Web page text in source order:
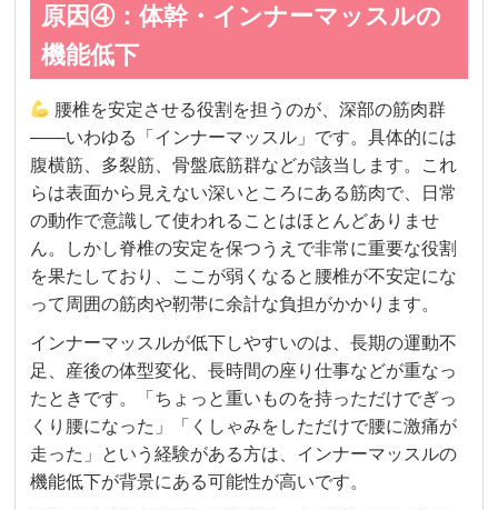
原因④：体幹・インナーマッスルの
機能低下
腰椎を安定させる役割を担うのが、深部の筋肉群
——いわゆる「インナーマッスル」です。具体的には
腹横筋、多裂筋、骨盤底筋群などが該当します。これ
らは表面から見えない深いところにある筋肉で、日常
の動作で意識して使われることはほとんどありませ
ん。しかし脊椎の安定を保つうえで非常に重要な役割
を果たしており、ここが弱くなると腰椎が不安定にな
って周囲の筋肉や靭帯に余計な負担がかかります。
インナーマッスルが低下しやすいのは、長期の運動不
足、産後の体型変化、長時間の座り仕事などが重なっ
たときです。「ちょっと重いものを持っただけでぎっ
くり腰になった」「くしゃみをしただけで腰に激痛が
走った」という経験がある方は、インナーマッスルの
機能低下が背景にある可能性が高いです。